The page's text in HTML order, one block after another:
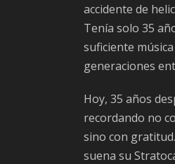
accidente de
Tenía solo 35
suficiente
generaciones
Hoy, 35 años
recordando no
sino con
suena su